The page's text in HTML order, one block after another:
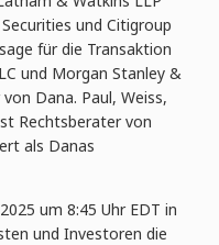
und Citigroup
für die Transaktion
und Morgan Stanley &
Dana. Paul, Weiss,
Rechtsberater von
als Danas
um 8:45 Uhr EDT in
und Investoren die